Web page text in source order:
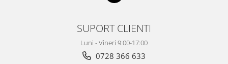
SUPORT CLIENTI
Luni - Vineri 9:00-17:00
0728 366 633